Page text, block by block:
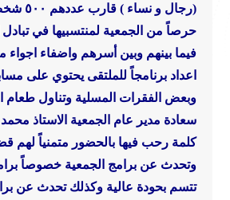
(رجال و نساء ) قارب عددهم ٥٠٠ شخص
حرصاً من الجمعية لمنتسبيها في تبادل
فيما بينهم وبين أسرهم واضفاء
اعداد برنامجاً للملتقى يحتوي على
وبعض الفقرات المسلية وتناول طعام
سعادة مدير عام الجمعية الاستاذ
كلمة رحب فيها بالحضور متمنياً لهم
وتحدث عن برامج الجمعية خصوصاً
تتسم بحودة عالية وكذلك تحدث عن